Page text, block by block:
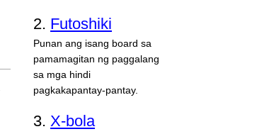
2. Futoshiki
Punan ang isang board sa
pamamagitan ng paggalang
sa mga hindi
pagkakapantay-pantay.
3. X-bola